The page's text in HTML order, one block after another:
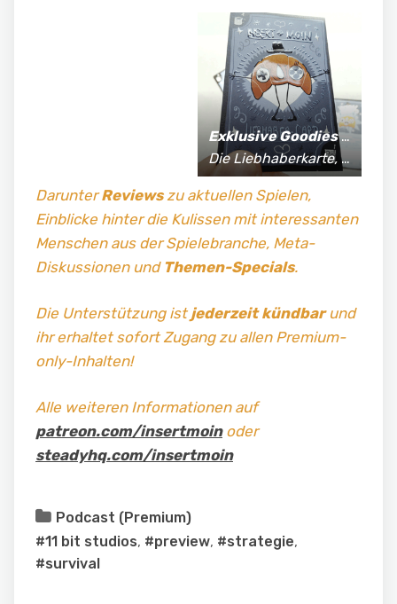
Exklusive Goodiesfür Supporter*innen:
Die Liebhaberkarte, jährlich limitierte Fan-Shirts und vieles mehr!
DarunterReviewszu aktuellen Spielen,
Einblicke hinter die Kulissen mit interessanten
Menschen aus der Spielebranche, Meta-
Diskussionen und Themen-Specials.
Die Unterstützung istjederzeit kündbarund
ihr erhaltet sofort Zugang zu allen Premium-
only-Inhalten!
Alle weiteren Informationen auf
patreon.com/insertmoinoder
steadyhq.com/insertmoin
Podcast (Premium)
#11 bit studios, #preview, #strategie,
#survival